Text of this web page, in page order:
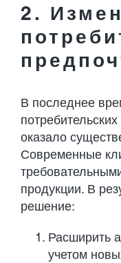
2.
В последнее
оказало
Современные
продукции. В
решение:
Расширить
учетом